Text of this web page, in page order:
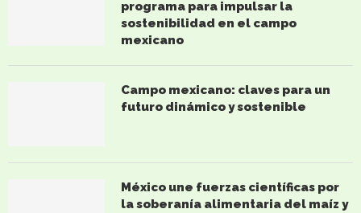
programa para impulsar la
sostenibilidad en el campo
mexicano
Campo mexicano: claves para un
futuro dinámico y sostenible
México une fuerzas científicas por
la soberanía alimentaria del maíz y